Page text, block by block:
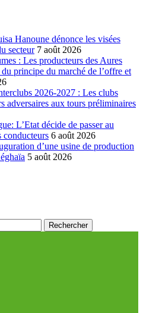
Hanoune dénonce les visées
secteur 7 août 2026
: Les producteurs des Aures
principe du marché de l’offre et
2026-2027 : Les clubs
adversaires aux tours préliminaires
L’Etat décide de passer au
conducteurs 6 août 2026
d’une usine de production
5 août 2026